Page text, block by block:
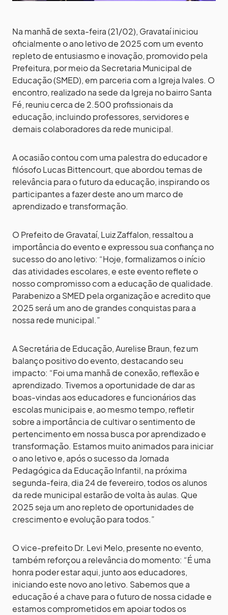
Na manhã de sexta-feira (21/02), Gravataí iniciou
oficialmente o ano letivo de 2025 com um evento
repleto de entusiasmo e inovação, promovido pela
Prefeitura, por meio da Secretaria Municipal de
Educação (SMED), em parceria com a Igreja Ivales. O
encontro, realizado na sede da Igreja no bairro Santa
Fé, reuniu cerca de 2.500 profissionais da
educação, incluindo professores, servidores e
demais colaboradores da rede municipal.
A ocasião contou com uma palestra do educador e
filósofo Lucas Bittencourt, que abordou temas de
relevância para o futuro da educação, inspirando os
participantes a fazer deste ano um marco de
aprendizado e transformação.
O Prefeito de Gravataí, Luiz Zaffalon, ressaltou a
importância do evento e expressou sua confiança no
sucesso do ano letivo: “Hoje, formalizamos o início
das atividades escolares, e este evento reflete o
nosso compromisso com a educação de qualidade.
Parabenizo a SMED pela organização e acredito que
2025 será um ano de grandes conquistas para a
nossa rede municipal.”
A Secretária de Educação, Aurelise Braun, fez um
balanço positivo do evento, destacando seu
impacto: “Foi uma manhã de conexão, reflexão e
aprendizado. Tivemos a oportunidade de dar as
boas-vindas aos educadores e funcionários das
escolas municipais e, ao mesmo tempo, refletir
sobre a importância de cultivar o sentimento de
pertencimento em nossa busca por aprendizado e
transformação. Estamos muito animados para iniciar
o ano letivo e, após o sucesso da Jornada
Pedagógica da Educação Infantil, na próxima
segunda-feira, dia 24 de fevereiro, todos os alunos
da rede municipal estarão de volta às aulas. Que
2025 seja um ano repleto de oportunidades de
crescimento e evolução para todos.”
O vice-prefeito Dr. Levi Melo, presente no evento,
também reforçou a relevância do momento: “É uma
honra poder estar aqui, junto aos educadores,
iniciando este novo ano letivo. Sabemos que a
educação é a chave para o futuro de nossa cidade e
estamos comprometidos em apoiar todos os